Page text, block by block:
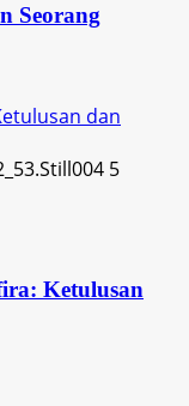
Seorang
dan
5
Ketulusan